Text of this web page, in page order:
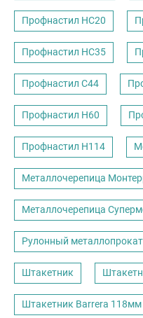
Профнастил НС20
Профнастил НС35
Профнастил С44
Профнастил Н60
Профнастил Н114
Металлочерепица
Металлочерепица
Рулонный металлопрокат
Штакетник
Штакетник Barrera